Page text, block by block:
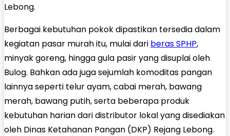
Lebong.
Berbagai kebutuhan pokok dipastikan tersedia dalam
kegiatan pasar murah itu, mulai dari beras SPHP,
minyak goreng, hingga gula pasir yang disuplai oleh
Bulog. Bahkan ada juga sejumlah komoditas pangan
lainnya seperti telur ayam, cabai merah, bawang
merah, bawang putih, serta beberapa produk
kebutuhan harian dari distributor lokal yang disediakan
oleh Dinas Ketahanan Pangan (DKP) Rejang Lebong.